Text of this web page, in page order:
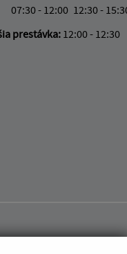
07:30 - 12:00 12:30 -
prestávka: 12:00 - 12:30